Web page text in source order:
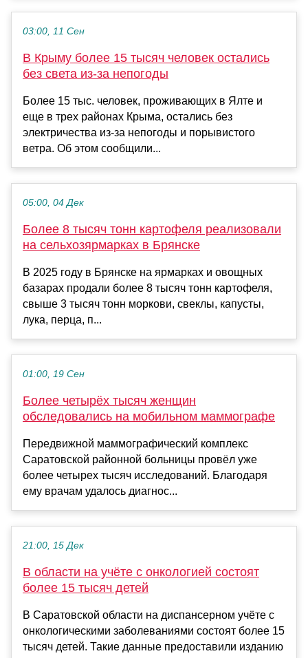
03:00, 11 Сен
В Крыму более 15 тысяч человек остались
без света из-за непогоды
Более 15 тыс. человек, проживающих в Ялте и
еще в трех районах Крыма, остались без
электричества из-за непогоды и порывистого
ветра. Об этом сообщили...
05:00, 04 Дек
Более 8 тысяч тонн картофеля реализовали
на сельхозярмарках в Брянске
В 2025 году в Брянске на ярмарках и овощных
базарах продали более 8 тысяч тонн картофеля,
свыше 3 тысяч тонн моркови, свеклы, капусты,
лука, перца, п...
01:00, 19 Сен
Более четырёх тысяч женщин
обследовались на мобильном маммографе
Передвижной маммографический комплекс
Саратовской районной больницы провёл уже
более четырех тысяч исследований. Благодаря
ему врачам удалось диагнос...
21:00, 15 Дек
В области на учёте с онкологией состоят
более 15 тысяч детей
В Саратовской области на диспансерном учёте с
онкологическими заболеваниями состоят более 15
тысяч детей. Такие данные предоставили изданию